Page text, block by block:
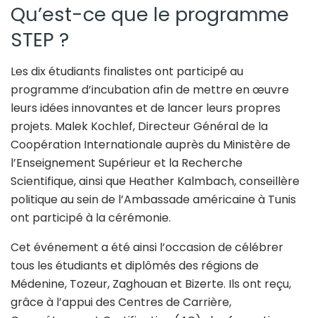
Qu’est-ce que le programme
STEP ?
Les dix étudiants finalistes ont participé au
programme d’incubation afin de mettre en œuvre
leurs idées innovantes et de lancer leurs propres
projets. Malek Kochlef, Directeur Général de la
Coopération Internationale auprès du Ministère de
l’Enseignement Supérieur et la Recherche
Scientifique, ainsi que Heather Kalmbach, conseillère
politique au sein de l’Ambassade américaine à Tunis
ont participé à la cérémonie.
Cet événement a été ainsi l’occasion de célébrer
tous les étudiants et diplômés des régions de
Médenine, Tozeur, Zaghouan et Bizerte. Ils ont reçu,
grâce à l’appui des Centres de Carrière,